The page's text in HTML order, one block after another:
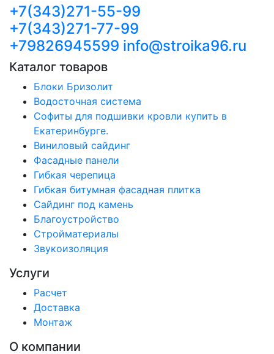
+7(343)271-55-99
+7(343)271-77-99
+79826945599 info@stroika96.ru
Каталог товаров
Блоки Бризолит
Водосточная система
Софиты для подшивки кровли купить в
Екатеринбурге.
Виниловый сайдинг
Фасадные панели
Гибкая черепица
Гибкая битумная фасадная плитка
Сайдинг под камень
Благоустройство
Стройматериалы
Звукоизоляция
Услуги
Расчет
Доставка
Монтаж
О компании